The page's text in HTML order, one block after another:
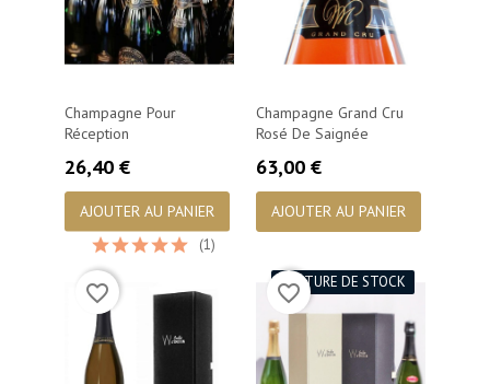
Champagne Pour
Réception
Prix
26,40 €
AJOUTER AU PANIER
Champagne Grand Cru
Rosé De Saignée
Prix
63,00 €
AJOUTER AU PANIER
(1)
favorite_border RUPTURE DE STOCK
favorite_border